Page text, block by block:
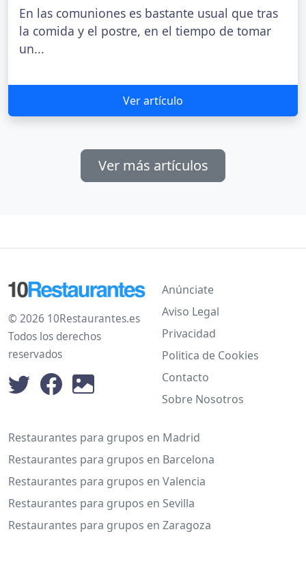
En las comuniones es bastante usual que tras
la comida y el postre, en el tiempo de tomar
un...
Ver artículo
Ver más artículos
© 2026 10Restaurantes.es
Todos los derechos
reservados
Anúnciate
Aviso Legal
Privacidad
Politica de Cookies
Contacto
Sobre Nosotros
Restaurantes para grupos en Madrid
Restaurantes para grupos en Barcelona
Restaurantes para grupos en Valencia
Restaurantes para grupos en Sevilla
Restaurantes para grupos en Zaragoza